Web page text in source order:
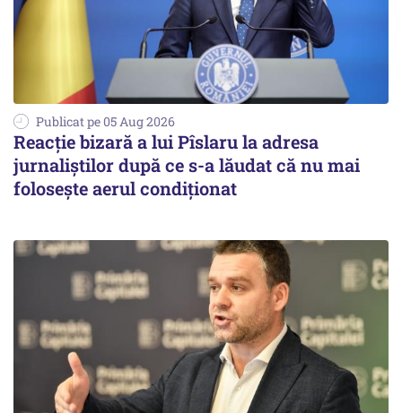
Publicat pe 05 Aug 2026
Reacție bizară a lui Pîslaru la adresa
jurnaliștilor după ce s-a lăudat că nu mai
folosește aerul condiționat